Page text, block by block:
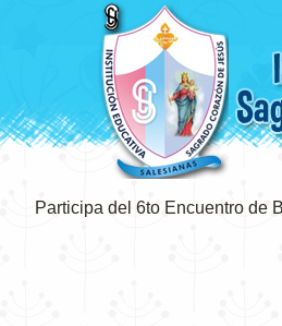
Participa del 6to Encuentro de